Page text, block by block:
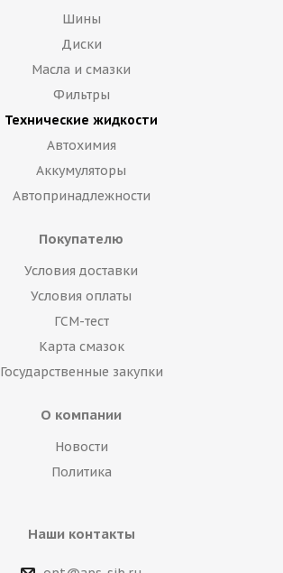
Шины
Диски
Масла и смазки
Фильтры
Технические жидкости
Автохимия
Аккумуляторы
Автопринадлежности
Покупателю
Условия доставки
Условия оплаты
ГСМ-тест
Карта смазок
Государственные закупки
О компании
Новости
Политика
Наши контакты